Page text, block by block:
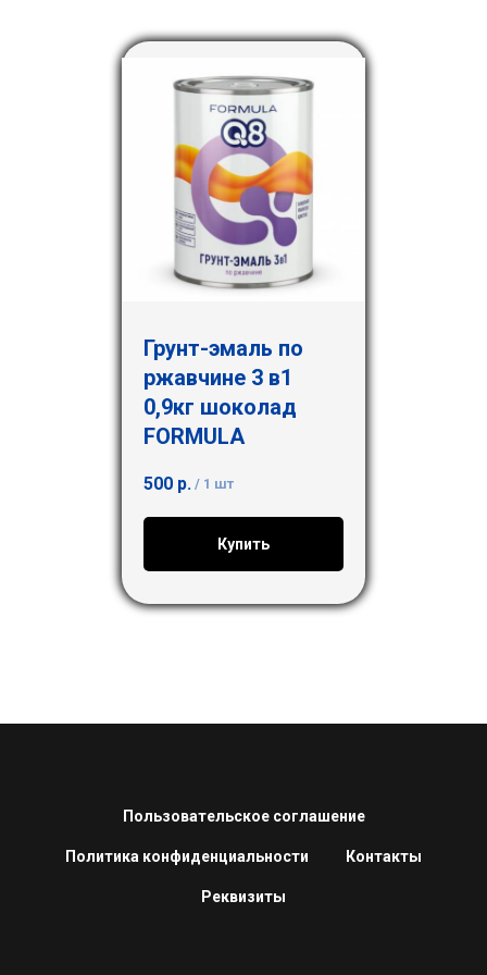
Грунт-эмаль по
ржавчине 3 в1
0,9кг шоколад
FORMULA
500 р. / 1 шт
Купить
Пользовательское соглашение
Политика конфиденциальности Контакты
Реквизиты